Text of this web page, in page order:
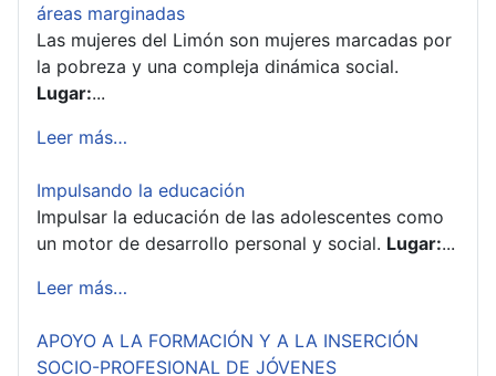
áreas marginadas
Las mujeres del Limón son mujeres marcadas por
la pobreza y una compleja dinámica social.
Lugar:...
Leer más…
Impulsando la educación
Impulsar la educación de las adolescentes como
un motor de desarrollo personal y social. Lugar:...
Leer más…
APOYO A LA FORMACIÓN Y A LA INSERCIÓN
SOCIO-PROFESIONAL DE JÓVENES